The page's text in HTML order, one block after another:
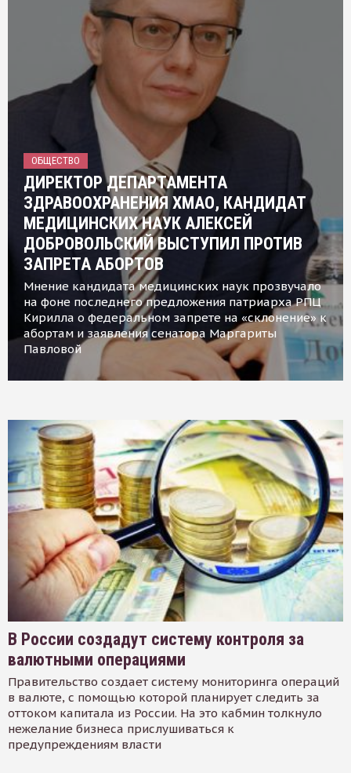
ОБЩЕСТВО
ДИРЕКТОР ДЕПАРТАМЕНТА
ЗДРАВООХРАНЕНИЯ ХМАО, КАНДИДАТ
МЕДИЦИНСКИХ НАУК АЛЕКСЕЙ
ДОБРОВОЛЬСКИЙ ВЫСТУПИЛ ПРОТИВ
ЗАПРЕТА АБОРТОВ
Мнение кандидата медицинских наук прозвучало
на фоне последнего предложения патриарха РПЦ
Кирилла о федеральном запрете на «склонение» к
абортам и заявления сенатора Маргариты
Павловой
В России создадут систему контроля за
валютными операциями
Правительство создает систему мониторинга операций
в валюте, с помощью которой планирует следить за
оттоком капитала из России. На это кабмин толкнуло
нежелание бизнеса прислушиваться к
предупреждениям власти